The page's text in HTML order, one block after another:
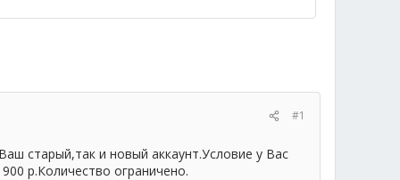
#1
старый,так и новый аккаунт.Условие у Вас
р.Количество ограничено.